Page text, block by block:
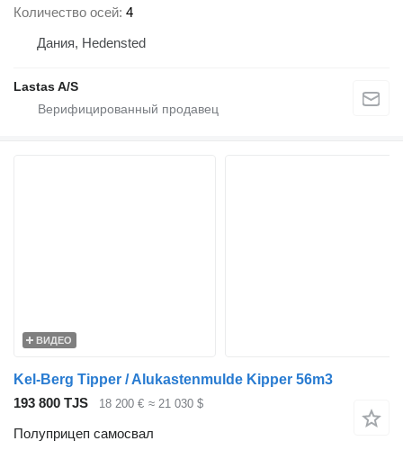
Количество осей 4
Дания, Hedensted
Lastas A/S
ВИДЕО
Kel-Berg Tipper / Alukastenmulde Kipper 56m3
193 800 TJS
18 200 € ≈ 21 030 $
Полуприцеп самосвал